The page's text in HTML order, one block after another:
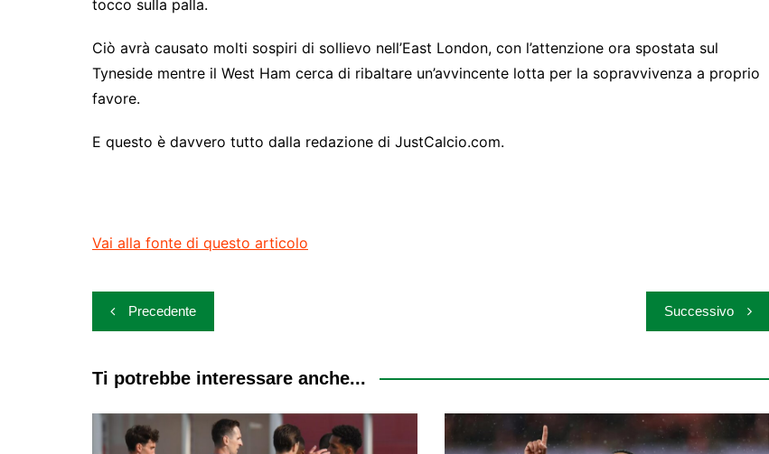
tocco sulla palla.
Ciò avrà causato molti sospiri di sollievo nell’East London, con l’attenzione ora spostata sul
Tyneside mentre il West Ham cerca di ribaltare un’avvincente lotta per la sopravvivenza a proprio
favore.
E questo è davvero tutto dalla redazione di JustCalcio.com.
Vai alla fonte di questo articolo
Navigazione
articoli
Precedente Successivo
Ti potrebbe interessare anche...